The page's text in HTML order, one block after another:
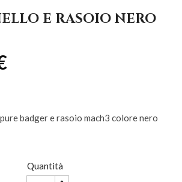
E RASOIO NERO
badger e rasoio mach3 colore nero
Quantità